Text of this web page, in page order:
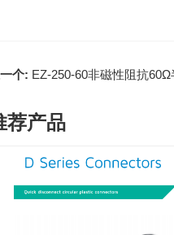
一个: EZ-250-60非磁性阻抗
荐产品